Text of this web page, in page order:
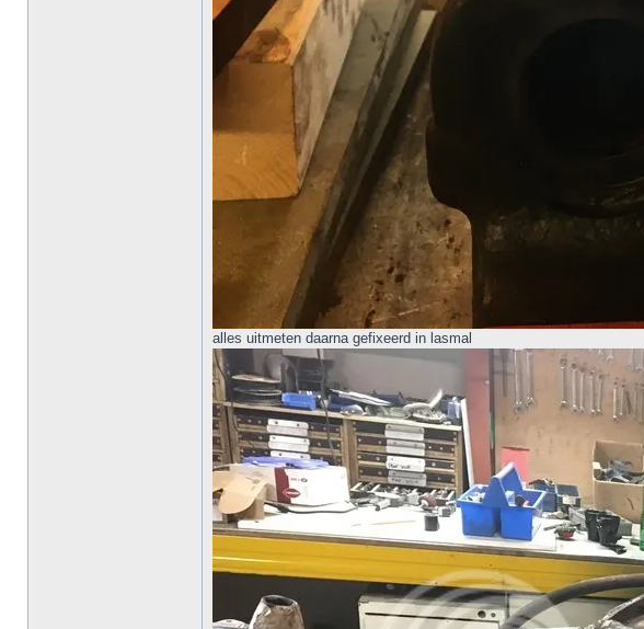
alles uitmeten daarna gefixeerd in lasmal